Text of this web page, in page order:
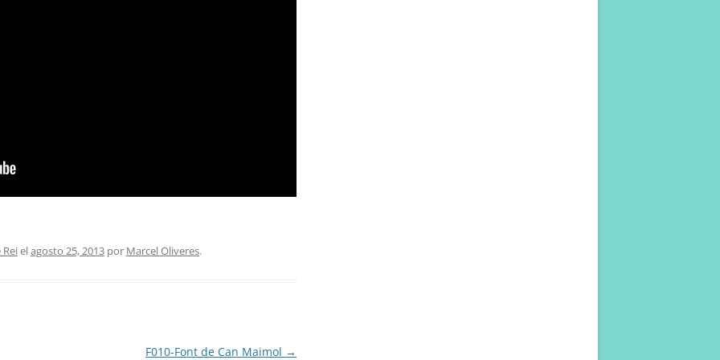
elagosto 25, 2013 por Marcel Oliveres.
F010-Font de Can Maimol →